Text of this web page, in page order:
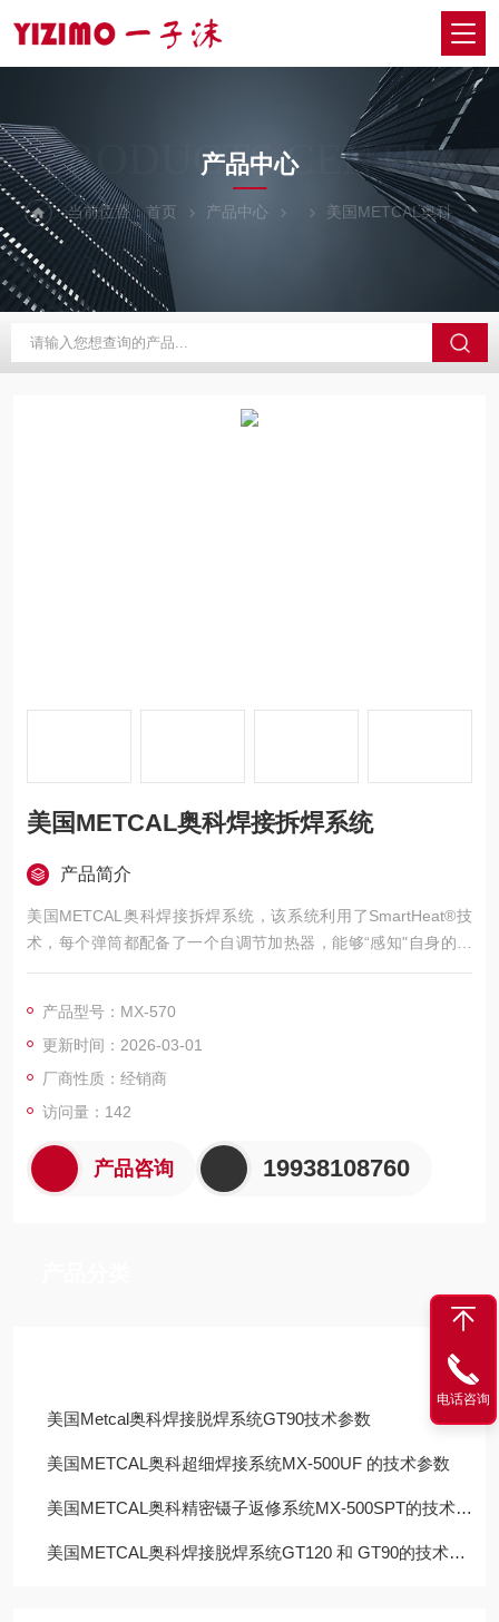
PRODUCTS CENTER
产品中心
当前位置：首页 产品中心 美国METCAL奥科
美国METCAL奥科焊接拆焊系统
产品简介
美国METCAL奥科焊接拆焊系统，该系统利用了SmartHeat®技
术，每个弹筒都配备了一个自调节加热器，能够“感知"自身的温
度，并在加热器尖-端的使用寿命内紧密保持预设的闲置温度。
产品型号：MX-570
更新时间：2026-03-01
厂商性质：经销商
访问量：142
产品咨询 19938108760
美国Metcal奥科焊接脱焊系统GT90技术参数
美国METCAL奥科超细焊接系统MX-500UF 的技术参数
美国METCAL奥科精密镊子返修系统MX-500SPT的技术参数
美国METCAL奥科焊接脱焊系统GT120 和 GT90的技术参数
电话咨询